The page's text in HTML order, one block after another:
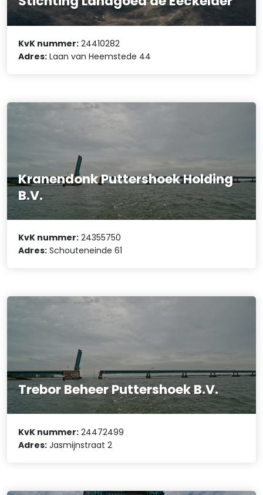
KvK nummer: 24410282
Adres: Laan van Heemstede 44
Kranendonk Puttershoek Holding
B.V.
KvK nummer: 24355750
Adres: Schouteneinde 61
Trebor Beheer Puttershoek B.V.
KvK nummer: 24472499
Adres: Jasmijnstraat 2